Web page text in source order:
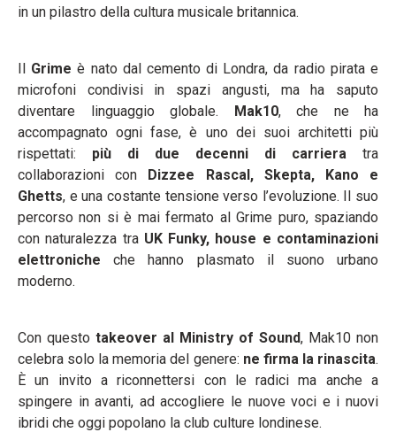
in un pilastro della cultura musicale britannica.
Il Grime è nato dal cemento di Londra, da radio pirata e
microfoni condivisi in spazi angusti, ma ha saputo
diventare linguaggio globale. Mak10, che ne ha
accompagnato ogni fase, è uno dei suoi architetti più
rispettati: più di due decenni di carriera tra
collaborazioni con Dizzee Rascal, Skepta, Kano e
Ghetts, e una costante tensione verso l’evoluzione. Il suo
percorso non si è mai fermato al Grime puro, spaziando
con naturalezza tra UK Funky, house e contaminazioni
elettroniche che hanno plasmato il suono urbano
moderno.
Con questo takeover al Ministry of Sound, Mak10 non
celebra solo la memoria del genere: ne firma la rinascita.
È un invito a riconnettersi con le radici ma anche a
spingere in avanti, ad accogliere le nuove voci e i nuovi
ibridi che oggi popolano la club culture londinese.